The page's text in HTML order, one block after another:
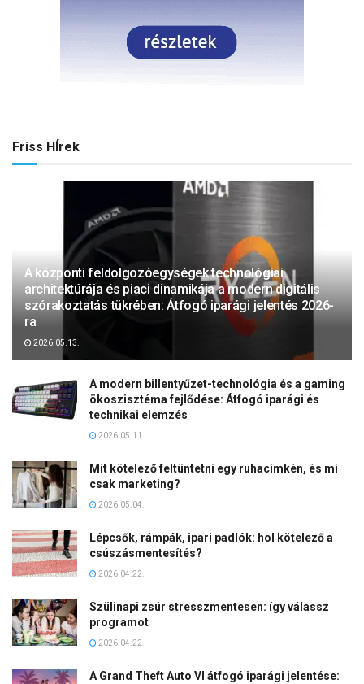
Friss HÍrek
A központi feldolgozóegységek technológiai
architektúrája és piaci dinamikája a modern digitális
szórakoztatás tükrében: Átfogó iparági jelentés 2026-
ra
2026.05.13.
A modern billentyűzet-technológia és a gaming
ökoszisztéma fejlődése: Átfogó iparági és
technikai elemzés
2026.05.11.
Mit kötelező feltüntetni egy ruhacímkén, és mi
csak marketing?
2026.05.04.
Lépcsők, rámpák, ipari padlók: hol kötelező a
csúszásmentesítés?
2026.04.22.
Szülinapi zsúr stresszmentesen: így válassz
programot
2026.04.22.
A Grand Theft Auto VI átfogó iparági jelentése: